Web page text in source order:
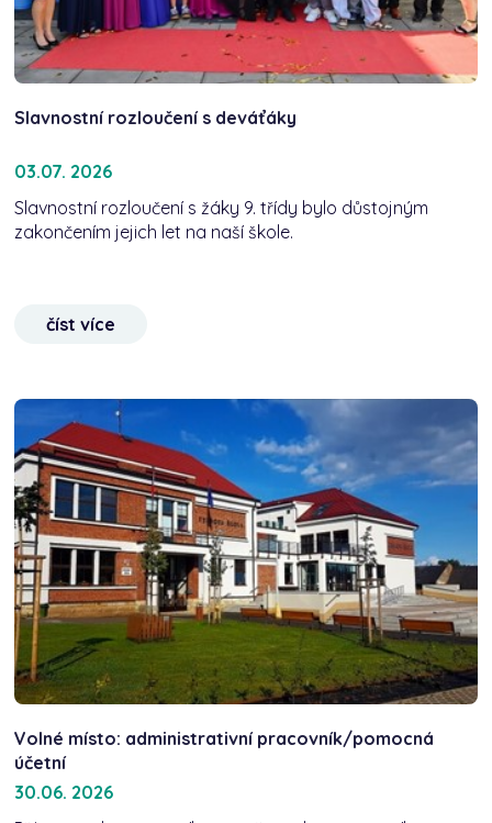
Slavnostní rozloučení s deváťáky
03.07. 2026
Slavnostní rozloučení s žáky 9. třídy bylo důstojným
zakončením jejich let na naší škole.
číst více
Volné místo: administrativní pracovník/pomocná
účetní
30.06. 2026